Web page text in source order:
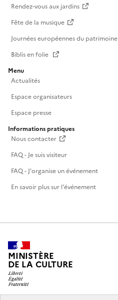
Rendez-vous aux jardins
Fête de la musique
Journées européennes du patrimoine
Biblis en folie
Menu
Actualités
Espace organisateurs
Espace presse
Informations pratiques
Nous contacter
FAQ - Je suis visiteur
FAQ - J'organise un événement
En savoir plus sur l'événement
MINISTÈRE
DE LA CULTURE